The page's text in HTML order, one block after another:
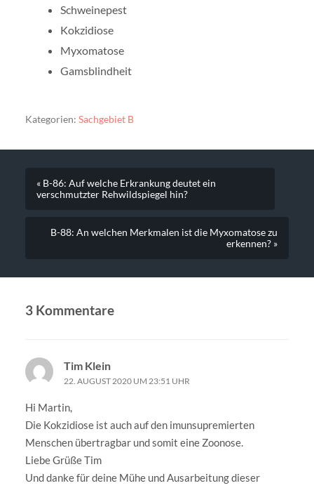
Schweinepest
Kokzidiose
Myxomatose
Gamsblindheit
Kategorien: Sachgebiet B
« B-86: Auf welche Erkrankung deutet ein
verschmutzter Rehwildspiegel hin?
B-88: An welchen Merkmalen ist die Myxomatose zu
erkennen? »
3 Kommentare
Tim Klein
22. AUGUST 2020 UM 23:51 UHR
Hi Martin,
Die Kokzidiose ist auch auf den imunsupremierten
Menschen übertragbar und somit eine Zoonose.
Liebe Grüße Tim
Und danke für deine Mühe und Ausarbeitung dieser